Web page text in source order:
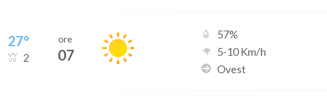
27°
2
ore
07
57%
5-10Km/h
Ovest